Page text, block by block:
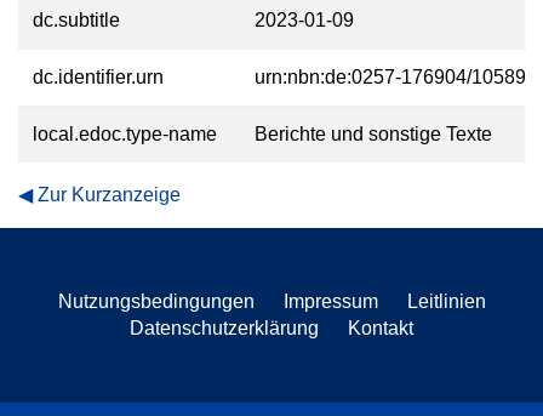
dc.subtitle 2023-01-09
dc.identifier.urn urn:nbn:de:0257-176904/10589-4
local.edoc.type-name Berichte und sonstige Texte
Zur Kurzanzeige
Nutzungsbedingungen Impressum
Leitlinien
Datenschutzerklärung
Kontakt